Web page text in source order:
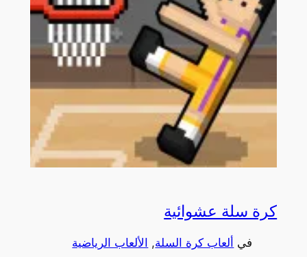
كرة سلة عشوائية
في ألعاب كرة السلة, الألعاب الرياضية